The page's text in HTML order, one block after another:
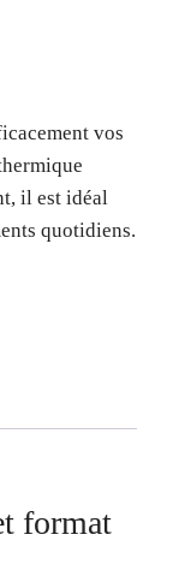
vos
il est idéal
quotidiens.
format